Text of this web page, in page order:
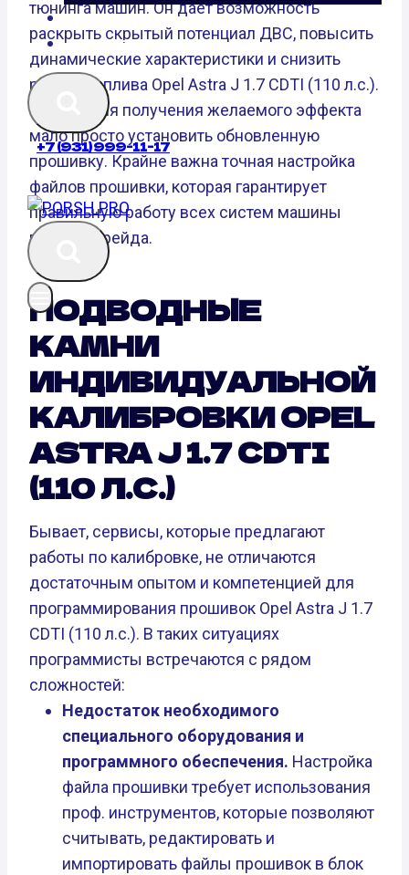
БЛОГ
КОНТАКТЫ
+7 (931) 999-11-17
тюнинга машин. Он дает возможность
раскрыть скрытый потенциал ДВС, повысить
динамические характеристики и снизить
расход топлива Opel Astra J 1.7 CDTI (110 л.с.).
Однако для получения желаемого эффекта
мало просто установить обновленную
прошивку. Крайне важна точная настройка
файлов прошивки, которая гарантирует
правильную работу всех систем машины
после апгрейда.
ПОДВОДНЫЕ
КАМНИ
ИНДИВИДУАЛЬНОЙ
КАЛИБРОВКИ OPEL
ASTRA J 1.7 CDTI
(110 Л.С.)
Бывает, сервисы, которые предлагают
работы по калибровке, не отличаются
достаточным опытом и компетенцией для
программирования прошивок Opel Astra J 1.7
CDTI (110 л.с.). В таких ситуациях
программисты встречаются с рядом
сложностей:
Недостаток необходимого
специального оборудования и
программного обеспечения. Настройка
файла прошивки требует использования
проф. инструментов, которые позволяют
считывать, редактировать и
импортировать файлы прошивок в блок